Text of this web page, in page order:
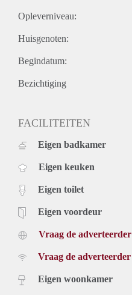
Opleverniveau:
Huisgenoten:
Begindatum:
Bezichtiging
FACILITEITEN
Eigen badkamer
Eigen keuken
Eigen toilet
Eigen voordeur
Vraag de adverteerder
Vraag de adverteerder
Eigen woonkamer